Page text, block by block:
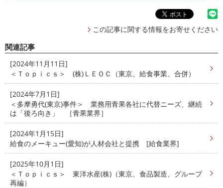
この記事に関する情報をお寄せください
関連記事
[2024年11月11日]
＜Ｔｏｐｉｃｓ＞ (株)ＬＥＯＣ（東京、給食事業、合併）
[2024年7月1日]
＜多摩勇代(東京)事件＞ 業務用青果各社に代替ニーズ、継続
は「後ろ向き」 ［青果業界］
[2024年1月15日]
給食のメーキュー(愛知)が人材会社と提携 [給食業界]
[2025年10月1日]
＜Ｔｏｐｉｃｓ＞ 東洋水産(株)（東京、食品製造、グループ
再編）